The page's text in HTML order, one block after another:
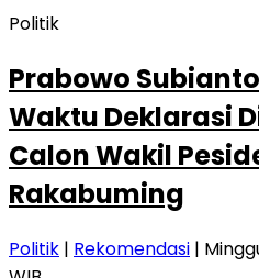
Politik
Prabowo
Waktu Deklarasi
Calon Wakil
Rakabuming
Politik | Rekomendasi |